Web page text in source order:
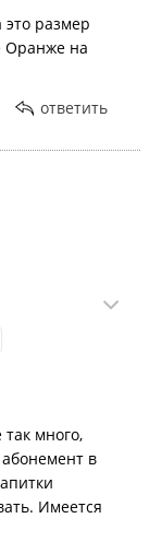
размер
Оранже на
ответить
много,
в
Имеется